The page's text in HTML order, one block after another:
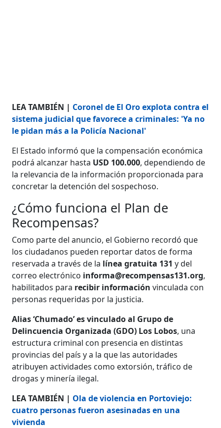
LEA TAMBIÉN | Coronel de El Oro explota contra el
sistema judicial que favorece a criminales: 'Ya no
le pidan más a la Policía Nacional'
El Estado informó que la compensación económica
podrá alcanzar hasta USD 100.000, dependiendo de
la relevancia de la información proporcionada para
concretar la detención del sospechoso.
¿Cómo funciona el Plan de
Recompensas?
Como parte del anuncio, el Gobierno recordó que
los ciudadanos pueden reportar datos de forma
reservada a través de la línea gratuita 131 y del
correo electrónico informa@recompensas131.org,
habilitados para recibir información vinculada con
personas requeridas por la justicia.
Alias ‘Chumado’ es vinculado al Grupo de
Delincuencia Organizada (GDO) Los Lobos, una
estructura criminal con presencia en distintas
provincias del país y a la que las autoridades
atribuyen actividades como extorsión, tráfico de
drogas y minería ilegal.
LEA TAMBIÉN | Ola de violencia en Portoviejo:
cuatro personas fueron asesinadas en una
vivienda